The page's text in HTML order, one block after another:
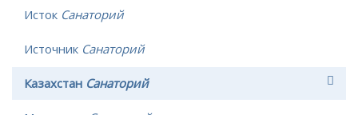
Исток Санаторий
Источник Санаторий
Казахстан Санаторий